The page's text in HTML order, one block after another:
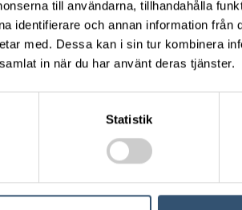
till användarna, tillhandahålla
identifierare och annan information från
med. Dessa kan i sin tur kombinera
in när du har använt deras tjänster.
Statistik
fyll i er e-postadress adress i fältet